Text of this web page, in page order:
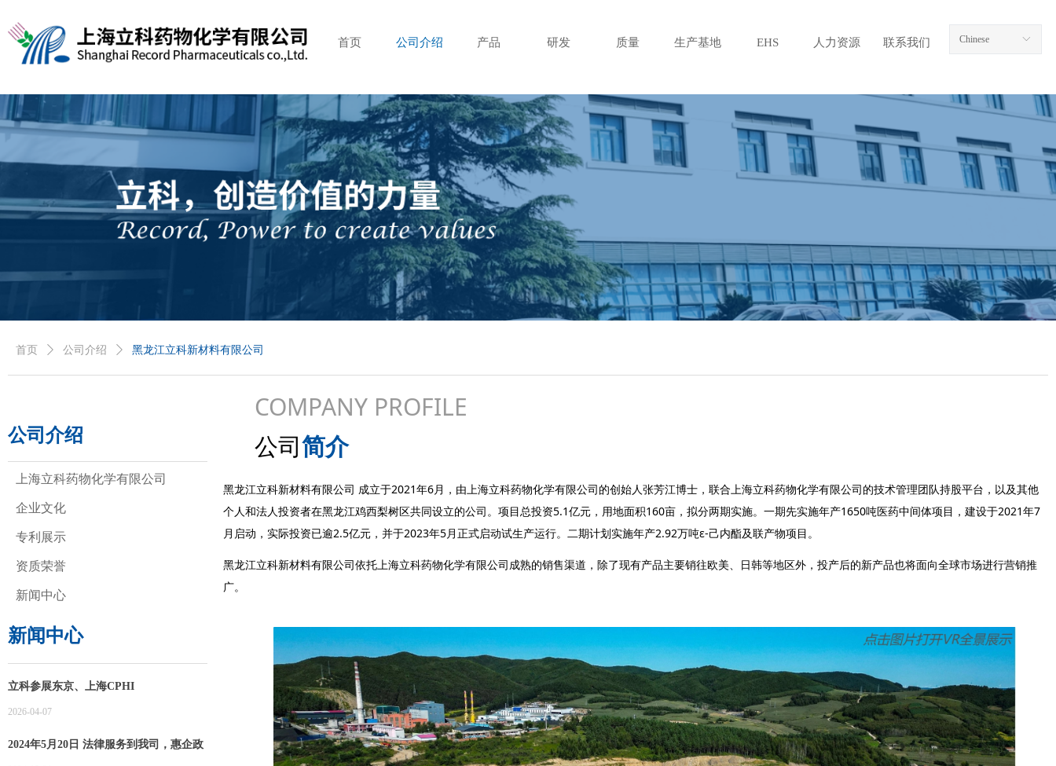
首页 公司介绍 产品 研发 质量 生产基地 EHS 人力资源 联系我们 ꀅ
Chinese
首页 ꄲ 公司介绍 ꄲ 黑龙江立科新材料有限公司
公司介绍
上海立科药物化学有限公司
企业文化
专利展示
资质荣誉
新闻中心
新闻中心
立科参展东京、上海CPHI
2026-04-07
2024年5月20日 法律服务到我司，惠企政
策递进来
COMPANY PROFILE
公司简介
黑龙江立科新材料有限公司 成立于2021年6月，由上海立科药物化学有限公司的创始人张芳江博士，联合上海立科药物化学有限公司的技术管理团队持股平台，以及其他
个人和法人投资者在黑龙江鸡西梨树区共同设立的公司。项目总投资5.1亿元，用地面积160亩，拟分两期实施。一期先实施年产1650吨医药中间体项目，建设于2021年7
月启动，实际投资已逾2.5亿元，并于2023年5月正式启动试生产运行。二期计划实施年产2.92万吨ε-己内酯及联产物项目。
黑龙江立科新材料有限公司依托上海立科药物化学有限公司成熟的销售渠道，除了现有产品主要销往欧美、日韩等地区外，投产后的新产品也将面向全球市场进行营销推
广。